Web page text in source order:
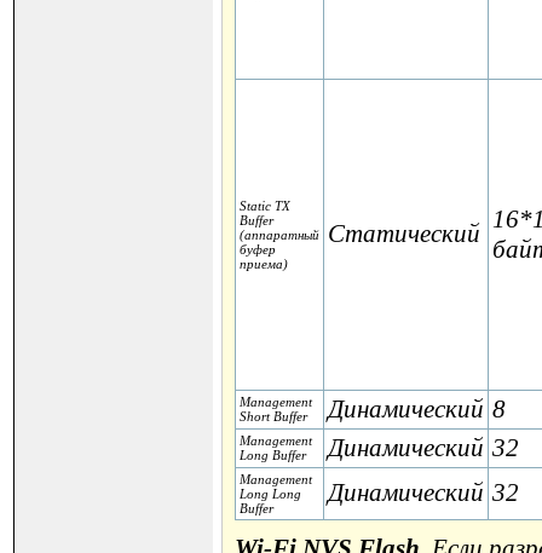
Static TX
Buffer
(аппаратный
буфер
приема)
Статический
Management
Short Buffer
Динамический 8
Management
Long Buffer
Динамический 32
Management
Long Long
Buffer
Динамический 32